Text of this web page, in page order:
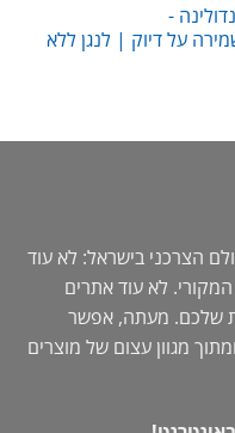
-
על דיוק | לנגן ללא
הצרכני בישראל: לא עוד
המקורי. לא עוד אתרים
שלכם. מעתה, אפשר
מגוון עצום של מוצרים